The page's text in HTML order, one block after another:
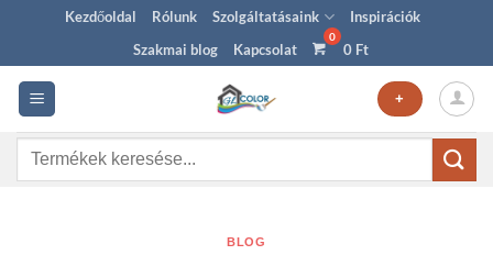
content
Kezdőoldal Rólunk Szolgáltatásaink
Inspirációk
Szakmai blog
Kapcsolat 0 Ft
+
Keresés
BLOG